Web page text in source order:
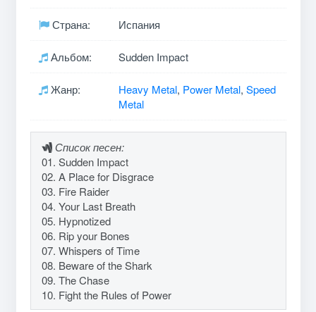
Страна: Испания
Альбом: Sudden Impact
Жанр: Heavy Metal, Power Metal, Speed
Metal
Список песен:
01. Sudden Impact
02. A Place for Disgrace
03. Fire Raider
04. Your Last Breath
05. Hypnotized
06. Rip your Bones
07. Whispers of Time
08. Beware of the Shark
09. The Chase
10. Fight the Rules of Power